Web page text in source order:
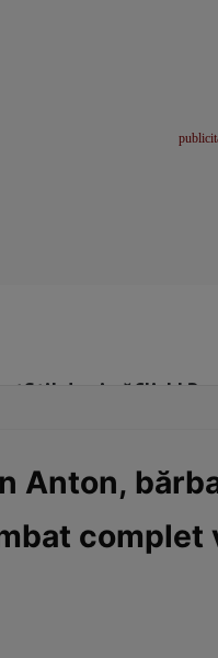
Stil de viațăClick!
Eurovison
Anton,
complet